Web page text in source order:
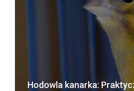
Hodowla kanarka: